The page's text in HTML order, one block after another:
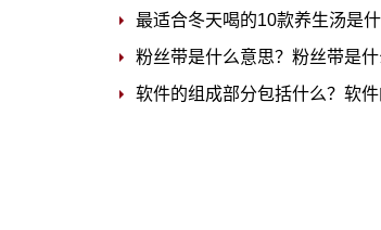
最适合冬天喝的10款养生汤是什么？养
粉丝带是什么意思？粉丝带是什么
软件的组成部分包括什么？软件